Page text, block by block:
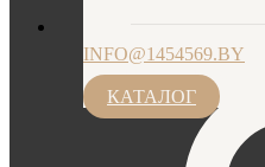
INFO@1454569.BY
ПН-ЧТ: 9.00-17.30,
КАТАЛОГ